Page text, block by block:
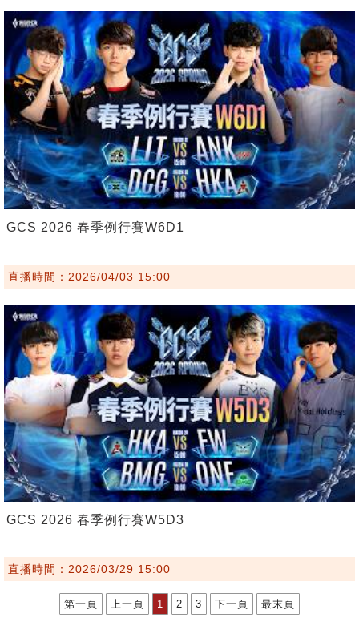
GCS 2026 春季例行賽W6D1
直播時間：2026/04/03 15:00
GCS 2026 春季例行賽W5D3
直播時間：2026/03/29 15:00
第一頁 上一頁 1 2 3 下一頁 最末頁